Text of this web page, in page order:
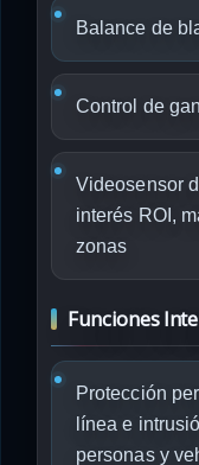
Balance de
Control de
Videosensor
interés ROI,
zonas
Funciones
Protección
línea e
personas y